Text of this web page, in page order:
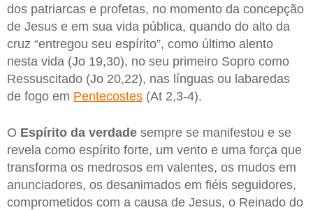
dos patriarcas e profetas, no momento da concepção
de Jesus e em sua vida pública, quando do alto da
cruz “entregou seu espírito”, como último alento
nesta vida (Jo 19,30), no seu primeiro Sopro como
Ressuscitado (Jo 20,22), nas línguas ou labaredas
de fogo em Pentecostes (At 2,3-4).
O Espírito da verdade sempre se manifestou e se
revela como espírito forte, um vento e uma força que
transforma os medrosos em valentes, os mudos em
anunciadores, os desanimados em fiéis seguidores,
comprometidos com a causa de Jesus, o Reinado do